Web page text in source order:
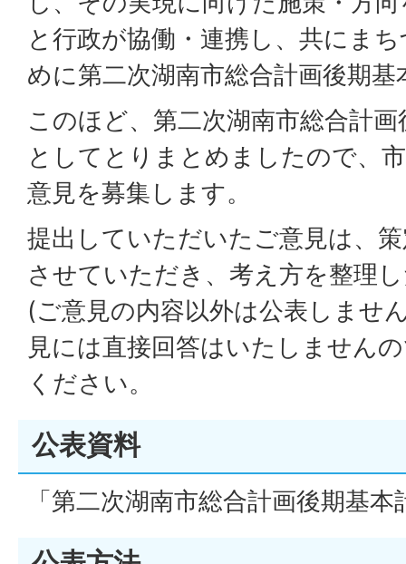
と行政が協働・連携し、共にま
めに第二次湖南市総合計画後期
このほど、第二次湖南市総合計
としてとりまとめましたので、
意見を募集します。
提出していただいたご意見は、
させていただき、考え方を整理
(ご意見の内容以外は公表しませ
見には直接回答はいたしません
ください。
公表資料
「第二次湖南市総合計画後期基